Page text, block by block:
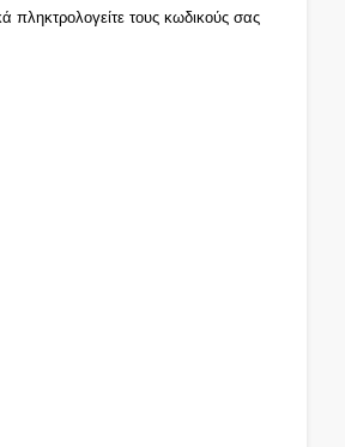
πληκτρολογείτε τους κωδικούς σας